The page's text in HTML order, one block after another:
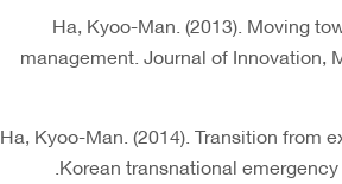
- Ha, Kyoo-Man. (2013). Moving
management. Journal of Innovation,
- Ha, Kyoo-Man. (2014). Transition
Korean transnational